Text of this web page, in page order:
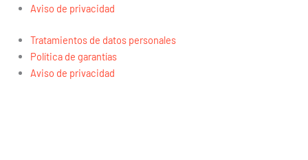
Aviso de privacidad
Tratamientos de datos personales
Política de garantías
Aviso de privacidad